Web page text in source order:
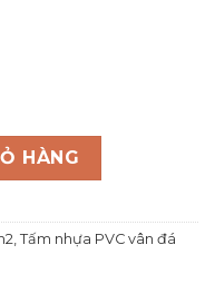
số lượng
HÀNG
Tấm nhựa PVC vân đá